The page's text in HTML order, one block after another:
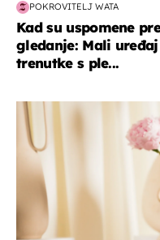
POKROVITELJ WATA
Kad su uspomene
gledanje: Mali
trenutke s ple...
moda & ljepota